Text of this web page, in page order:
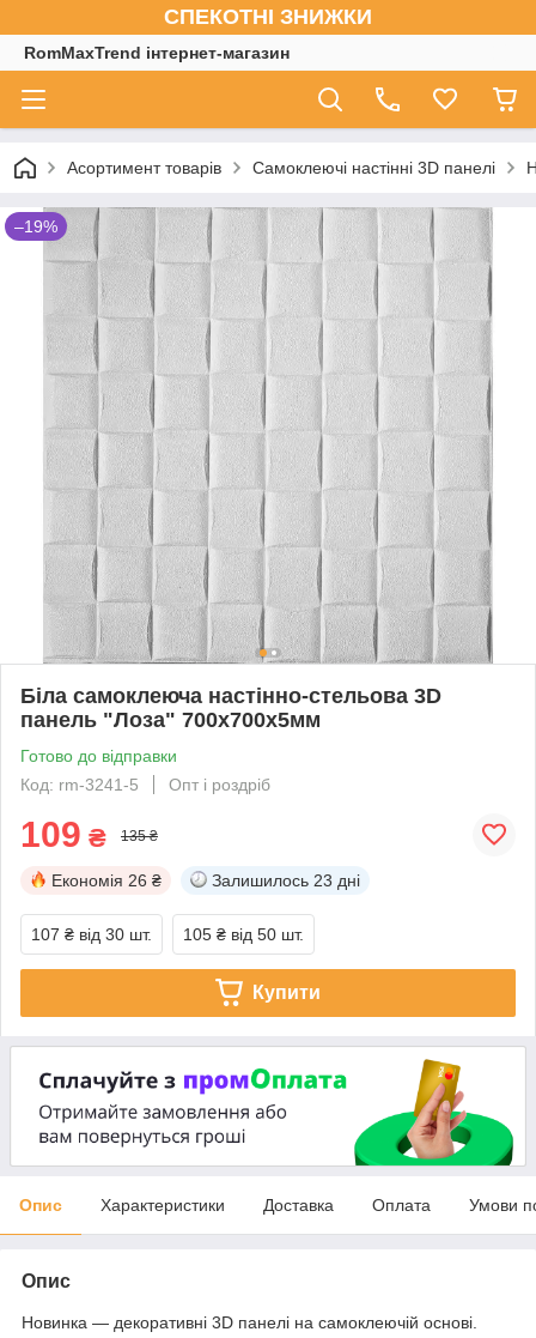
СПЕКОТНІ ЗНИЖКИ
RomMaxTrend інтернет-магазин
Асортимент товарів Самоклеючі настінні 3D панелі
–19%
Біла самоклеюча настінно-стельова 3D
панель "Лоза" 700x700x5мм
Готово до відправки
Код: rm-3241-5
Опт і роздріб
109 ₴ 135 ₴
Економія 26 ₴ Залишилось 23 дні
107 ₴ від 30 шт. 105 ₴ від 50 шт.
Купити
Опис Характеристики Доставка Оплата Умови
Опис
Новинка — декоративні 3D панелі на самоклеючій основі.